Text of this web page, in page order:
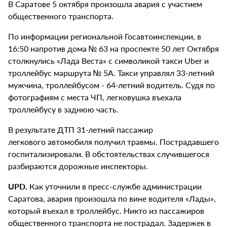
В Саратове 5 октября произошла авария с участием
общественного транспорта.
По информации региональной Госавтоинспекции, в
16:50 напротив дома № 63 на проспекте 50 лет Октября
столкнулись «Лада Веста» с символикой такси Uber и
троллейбус маршрута № 5А. Такси управлял 33-летний
мужчина, троллейбусом - 64-летний водитель. Судя по
фотографиям с места ЧП, легковушка въехала
троллейбусу в заднюю часть.
В результате ДТП 31-летний пассажир
легкового автомобиля получил травмы. Пострадавшего
госпитализировали. В обстоятельствах случившегося
разбираются дорожные инспекторы.
UPD. Как уточнили в пресс-службе администрации
Саратова, авария произошла по вине водителя «Лады»,
который въехал в троллейбус. Никто из пассажиров
общественного транспорта не пострадал. Задержек в